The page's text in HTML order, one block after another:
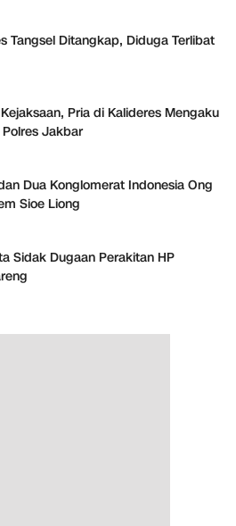
Tangsel Ditangkap, Diduga Terlibat
Pria di Kalideres Mengaku
Jakbar
Dua Konglomerat Indonesia Ong
Sioe Liong
Sidak Dugaan Perakitan HP